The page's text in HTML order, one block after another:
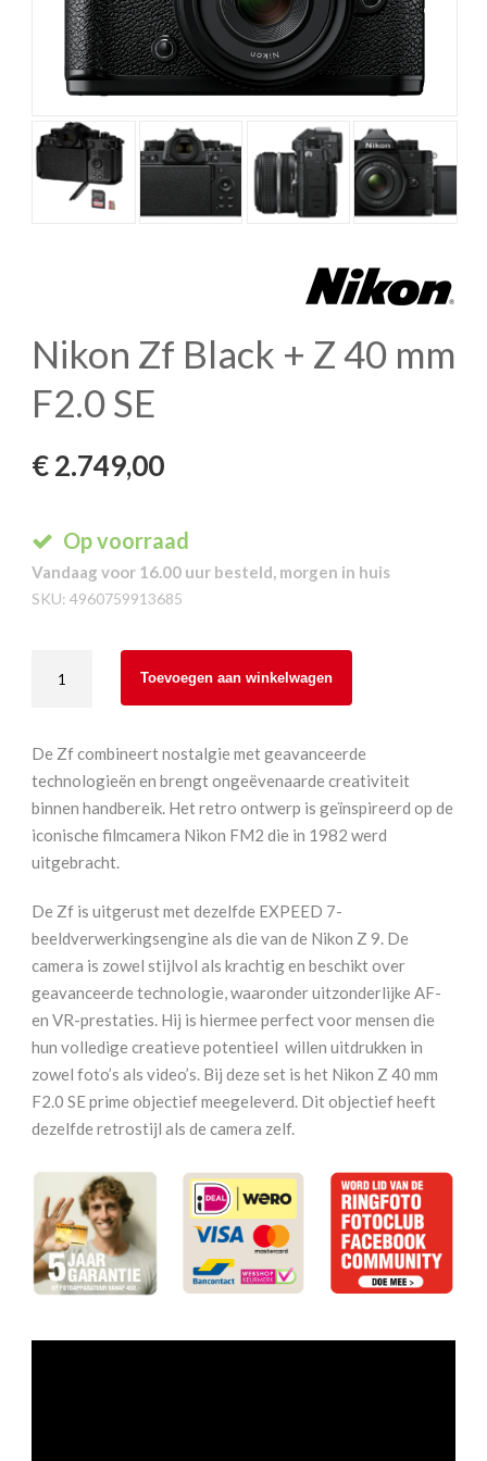
Nikon Zf Black + Z 40 mm
F2.0 SE
€2.749,00
Op voorraad
Vandaag voor 16.00 uur besteld, morgen in huis
SKU: 4960759913685
+
Z
40
mm
F2.0
aantal
Toevoegen aan winkelwagen
De Zf combineert nostalgie met geavanceerde
technologieën en brengt ongeëvenaarde creativiteit
binnen handbereik. Het retro ontwerp is geïnspireerd op de
iconische filmcamera Nikon FM2 die in 1982 werd
uitgebracht.
De Zf is uitgerust met dezelfde EXPEED 7-
beeldverwerkingsengine als die van de Nikon Z 9. De
camera is zowel stijlvol als krachtig en beschikt over
geavanceerde technologie, waaronder uitzonderlijke AF-
en VR-prestaties. Hij is hiermee perfect voor mensen die
hun volledige creatieve potentieel willen uitdrukken in
zowel foto’s als video’s. Bij deze set is het Nikon Z 40 mm
F2.0 SE prime objectief meegeleverd. Dit objectief heeft
dezelfde retrostijl als de camera zelf.